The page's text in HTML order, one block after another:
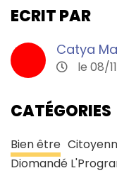
ECRIT PAR
Catya
le 08/
CATÉGORIES
Bien être
Diomandé